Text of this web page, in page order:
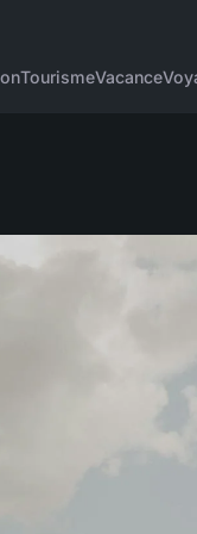
TourismeVacance